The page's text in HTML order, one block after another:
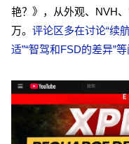
艳？》，从外观、NVH
万。 评论区多在讨论“续
适”“智驾和FSD的差异”等